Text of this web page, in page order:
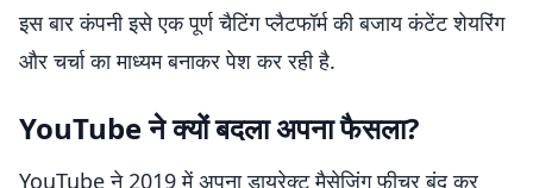
इस बार कंपनी इसे एक पूर्ण चैटिंग प्लैटफॉर्म की बजाय कंटेंट शेयरिंग
और चर्चा का माध्यम बनाकर पेश कर रही है.
YouTube ने क्यों बदला अपना फैसला?
YouTube ने 2019 में अपना डायरेक्ट मैसेजिंग फीचर बंद कर